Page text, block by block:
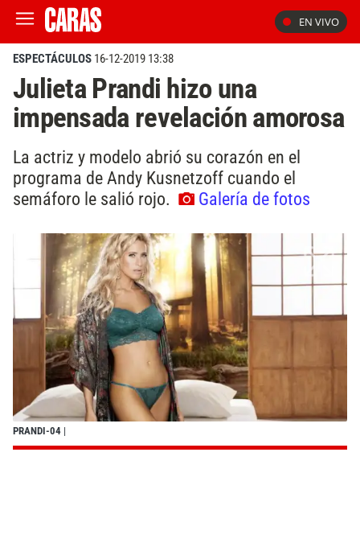
EN VIVO
ESPECTÁCULOS 16-12-2019 13:38
Julieta Prandi hizo una
impensada revelación amorosa
La actriz y modelo abrió su corazón en el
programa de Andy Kusnetzoff cuando el
semáforo le salió rojo.
Galería de fotos
PRANDI-04 |